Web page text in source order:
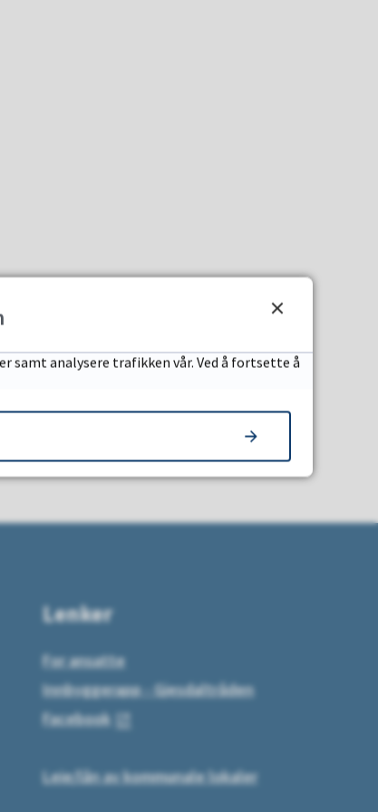
Lenker
For ansatte
Innbyggerapp - Gjesdaltråden
Facebook
Leie/lån av kommunale lokaler
samt analysere trafikken vår. Ved å fortsette å